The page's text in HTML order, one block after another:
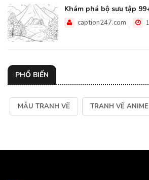
Khám phá bộ sưu tập
caption247.com
PHỔ BIẾN
MẪU TRANH VẼ TRANH VẼ ANIME